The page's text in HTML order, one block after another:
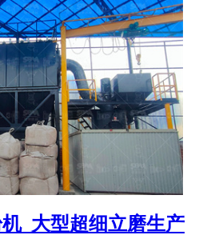
_大型超细立磨生产